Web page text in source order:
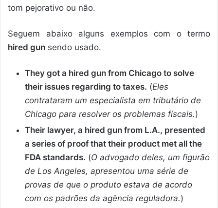
tom pejorativo ou não.
Seguem abaixo alguns exemplos com o termo
hired gun sendo usado.
They got a hired gun from Chicago to solve
their issues regarding to taxes. (Eles
contrataram um especialista em tributário de
Chicago para resolver os problemas fiscais.)
Their lawyer, a hired gun from L.A., presented
a series of proof that their product met all the
FDA standards. (O advogado deles, um figurão
de Los Angeles, apresentou uma série de
provas de que o produto estava de acordo
com os padrões da agência reguladora.)